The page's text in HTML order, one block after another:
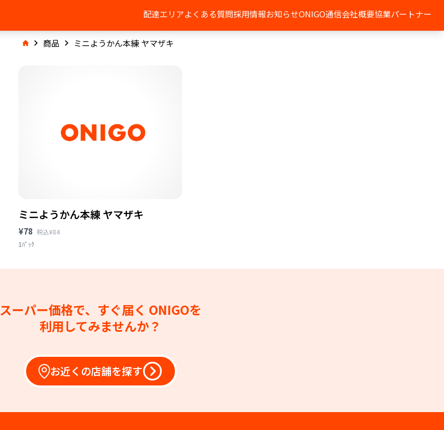
配達エリアよくある質問採用情報お知らせONIGO通信会社概要協業パートナー
商品 ミニようかん本練 ヤマザキ
ミニようかん本練 ヤマザキ
¥78 税込¥84
1ﾊﾟｯｸ
スーパー価格で、すぐ届く ONIGOを
利用してみませんか？
お近くの店舗を探す